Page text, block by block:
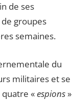
de ses
groupes
semaines.
du
militaires et se
quatre «espions»